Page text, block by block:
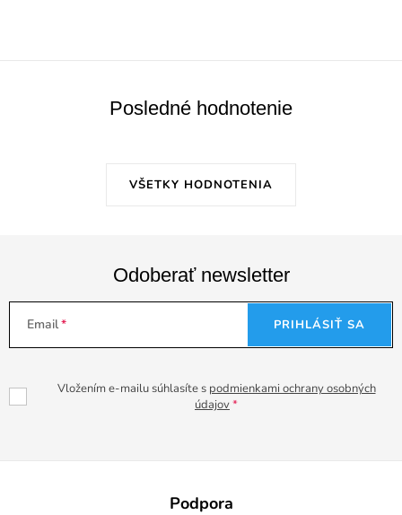
Posledné hodnotenie
VŠETKY HODNOTENIA
Odoberať newsletter
Email
Vložením e-mailu súhlasíte s podmienkami ochrany osobných
údajov
PRIHLÁSIŤ SA
Podpora